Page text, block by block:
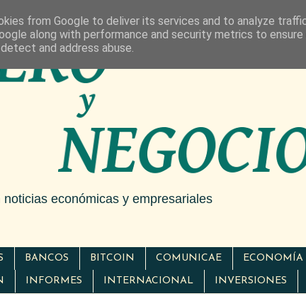
económicas y empresariales
BANCOS BITCOIN COMUNICAE ECONOMÍA
INFORMES INTERNACIONAL INVERSIONES
from Google to deliver its services and to analyze
along with performance and security metrics to
and address abuse.